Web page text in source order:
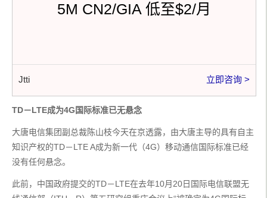
5M CN2/GIA 低至$2/月
Jtti 立即咨询 >
TD－LTE成为4G国际标准已无悬念
大唐电信集团副总裁陈山枝今天在京透露，由大唐主导的具有自主
知识产权的TD－LTE A成为新一代（4G）移动通信国际标准已经
没有任何悬念。
此前，中国政府提交的TD－LTE在去年10月20日国际电信联盟无